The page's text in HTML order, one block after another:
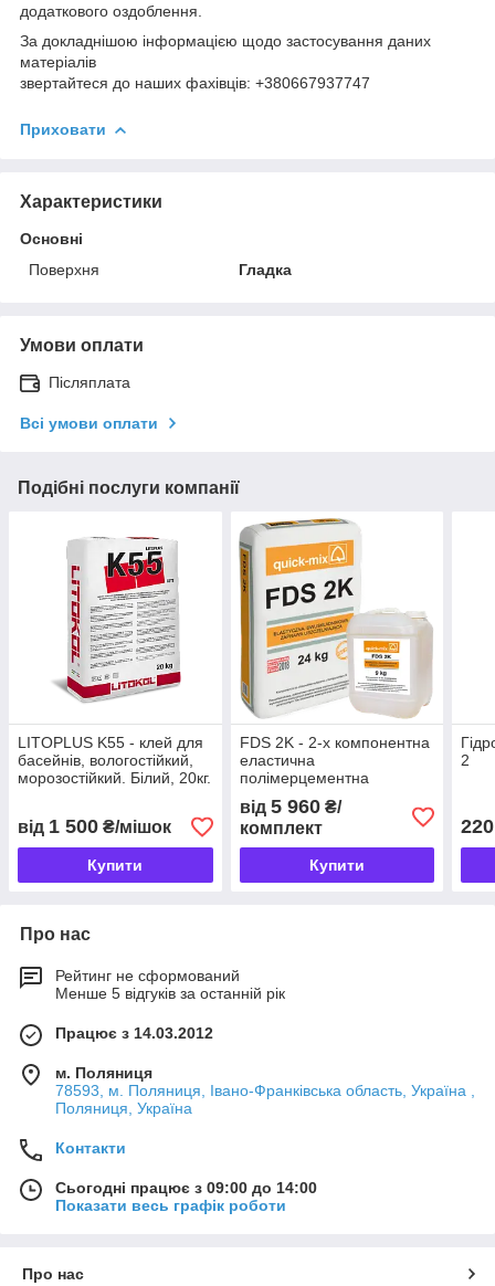
додаткового оздоблення.
За докладнішою інформацією щодо застосування даних
матеріалів
звертайтеся до наших фахівців: +380667937747
Приховати
Характеристики
Основні
Поверхня
Гладка
Умови оплати
Післяплата
Всі умови оплати
Подібні послуги компанії
LITOPLUS K55 - клей для
басейнів, вологостійкий,
морозостійкий. Білий, 20кг.
від 1 500 ₴/мішок
Купити
FDS 2K - 2-х компонентна
еластична
полімерцементна
гідроізоляція (комплект
33кг (24+9кг), 1,5-2,9 кг/
м2)
від 5 960₴/
комплект
Купити
2
220
Про нас
Рейтинг не сформований
Менше 5 відгуків за останній рік
Працює з 14.03.2012
м. Поляниця
78593, м. Поляниця, Івано-Франківська область, Україна ,
Поляниця, Україна
Контакти
Сьогодні працює з 09:00 до 14:00
Показати весь графік роботи
Про нас